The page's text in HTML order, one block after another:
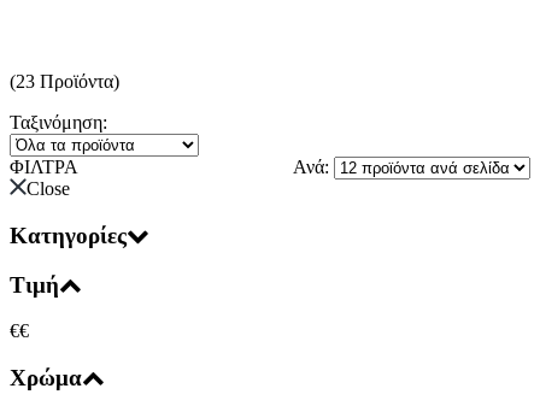
(23 Προϊόντα)
Ταξινόμηση:
Ανά:
ΦΙΛΤΡΑ
Close
Κατηγορίες
Τιμή
€€
Χρώμα